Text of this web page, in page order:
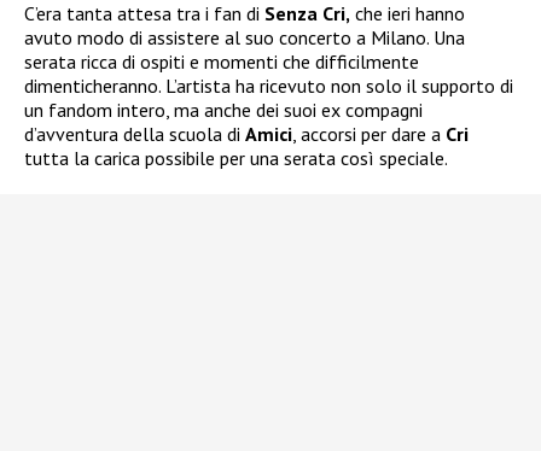
C’era tanta attesa tra i fan di Senza Cri, che ieri hanno
avuto modo di assistere al suo concerto a Milano. Una
serata ricca di ospiti e momenti che difficilmente
dimenticheranno. L’artista ha ricevuto non solo il supporto di
un fandom intero, ma anche dei suoi ex compagni
d’avventura della scuola di Amici, accorsi per dare a Cri
tutta la carica possibile per una serata così speciale.